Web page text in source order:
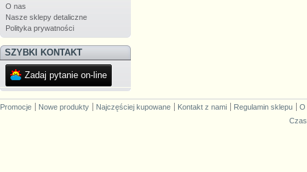
O nas
Nasze sklepy detaliczne
Polityka prywatności
SZYBKI KONTAKT
Zadaj pytanie on-line
Promocje Nowe produkty Najczęściej kupowane Kontakt z nami Regulamin sklepu
O